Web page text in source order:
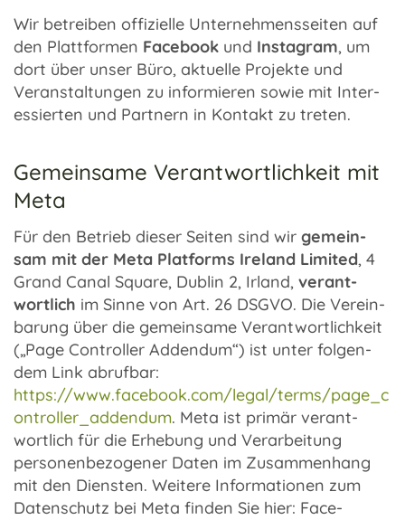
Wir betrei­ben offi­zi­elle Unter­neh­mens­sei­ten auf
den Platt­for­men Face­book und Insta­gram, um
dort über unser Büro, aktu­elle Projekte und
Veran­stal­tun­gen zu infor­mie­ren sowie mit Inter­
es­sier­ten und Part­nern in Kontakt zu treten.
Gemeinsame Verantwortlichkeit mit
Meta
Für den Betrieb dieser Seiten sind wir gemein­
sam mit der Meta Plat­forms Ireland Limi­ted, 4
Grand Canal Square, Dublin 2, Irland, verant­
wort­lich im Sinne von Art. 26 DSGVO. Die Verein­
ba­rung über die gemein­same Verant­wort­lich­keit
(„Page Control­ler Adden­dum“) ist unter folgen­
dem Link abruf­bar:
https://www.facebook.com/legal/terms/page_c
ontroller_addendum. Meta ist primär verant­
wort­lich für die Erhe­bung und Verar­bei­tung
perso­nen­be­zo­ge­ner Daten im Zusam­men­hang
mit den Diens­ten. Weitere Infor­ma­tio­nen zum
Daten­schutz bei Meta finden Sie hier: Face­